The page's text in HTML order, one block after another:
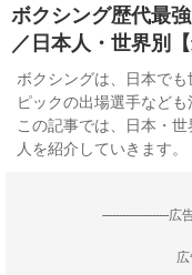
ボクシング歴代最
／日本人・世界別【
ボクシングは、日本で
ピックの出場選手など
この記事では、日本・
人を紹介していきます。
--------------------